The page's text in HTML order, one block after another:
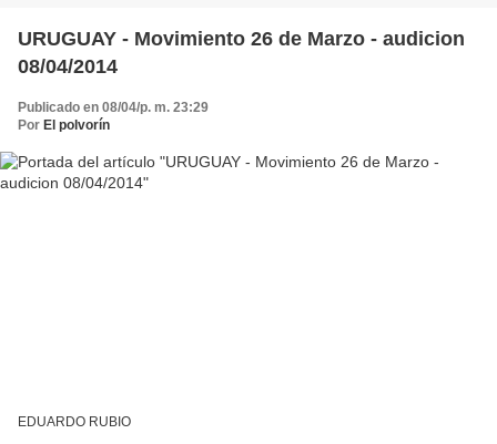
URUGUAY - Movimiento 26 de Marzo - audicion
08/04/2014
Publicado en 08/04/p. m. 23:29
Por El polvorín
EDUARDO RUBIO